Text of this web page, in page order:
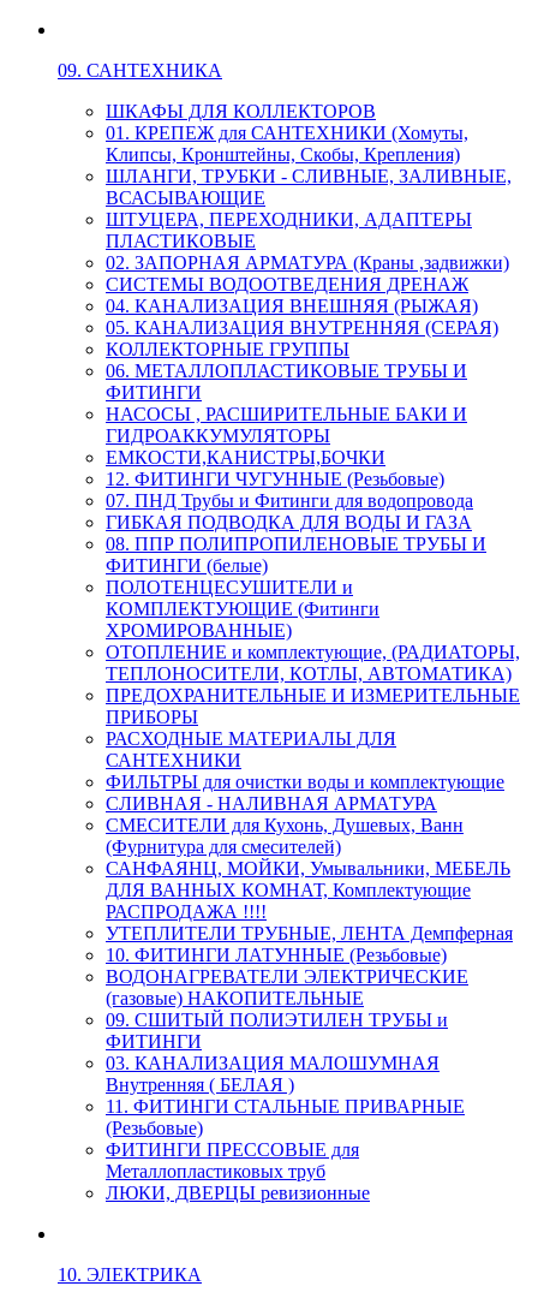
09. САНТЕХНИКА
ШКАФЫ ДЛЯ КОЛЛЕКТОРОВ
01. КРЕПЕЖ для САНТЕХНИКИ (Хомуты,
Клипсы, Кронштейны, Скобы, Крепления)
ШЛАНГИ, ТРУБКИ - СЛИВНЫЕ, ЗАЛИВНЫЕ,
ВСАСЫВАЮЩИЕ
ШТУЦЕРА, ПЕРЕХОДНИКИ, АДАПТЕРЫ
ПЛАСТИКОВЫЕ
02. ЗАПОРНАЯ АРМАТУРА (Краны ,задвижки)
СИСТЕМЫ ВОДООТВЕДЕНИЯ ДРЕНАЖ
04. КАНАЛИЗАЦИЯ ВНЕШНЯЯ (РЫЖАЯ)
05. КАНАЛИЗАЦИЯ ВНУТРЕННЯЯ (СЕРАЯ)
КОЛЛЕКТОРНЫЕ ГРУППЫ
06. МЕТАЛЛОПЛАСТИКОВЫЕ ТРУБЫ И
ФИТИНГИ
НАСОСЫ , РАСШИРИТЕЛЬНЫЕ БАКИ И
ГИДРОАККУМУЛЯТОРЫ
ЕМКОСТИ,КАНИСТРЫ,БОЧКИ
12. ФИТИНГИ ЧУГУННЫЕ (Резьбовые)
07. ПНД Трубы и Фитинги для водопровода
ГИБКАЯ ПОДВОДКА ДЛЯ ВОДЫ И ГАЗА
08. ППР ПОЛИПРОПИЛЕНОВЫЕ ТРУБЫ И
ФИТИНГИ (белые)
ПОЛОТЕНЦЕСУШИТЕЛИ и
КОМПЛЕКТУЮЩИЕ (Фитинги
ХРОМИРОВАННЫЕ)
ОТОПЛЕНИЕ и комплектующие, (РАДИАТОРЫ,
ТЕПЛОНОСИТЕЛИ, КОТЛЫ, АВТОМАТИКА)
ПРЕДОХРАНИТЕЛЬНЫЕ И ИЗМЕРИТЕЛЬНЫЕ
ПРИБОРЫ
РАСХОДНЫЕ МАТЕРИАЛЫ ДЛЯ
САНТЕХНИКИ
ФИЛЬТРЫ для очистки воды и комплектующие
СЛИВНАЯ - НАЛИВНАЯ АРМАТУРА
СМЕСИТЕЛИ для Кухонь, Душевых, Ванн
(Фурнитура для смесителей)
САНФАЯНЦ, МОЙКИ, Умывальники, МЕБЕЛЬ
ДЛЯ ВАННЫХ КОМНАТ, Комплектующие
РАСПРОДАЖА !!!!
УТЕПЛИТЕЛИ ТРУБНЫЕ, ЛЕНТА Демпферная
10. ФИТИНГИ ЛАТУННЫЕ (Резьбовые)
ВОДОНАГРЕВАТЕЛИ ЭЛЕКТРИЧЕСКИЕ
(газовые) НАКОПИТЕЛЬНЫЕ
09. СШИТЫЙ ПОЛИЭТИЛЕН ТРУБЫ и
ФИТИНГИ
03. КАНАЛИЗАЦИЯ МАЛОШУМНАЯ
Внутренняя ( БЕЛАЯ )
11. ФИТИНГИ СТАЛЬНЫЕ ПРИВАРНЫЕ
(Резьбовые)
ФИТИНГИ ПРЕССОВЫЕ для
Металлопластиковых труб
ЛЮКИ, ДВЕРЦЫ ревизионные
10. ЭЛЕКТРИКА